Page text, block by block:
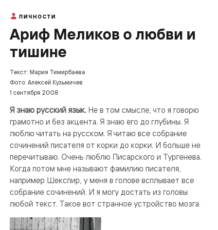
ЛИЧНОСТИ
Ариф Меликов о любви и
тишине
Текст: Мария Тимирбаева
Фото: Алексей Кузьмичев
1 сентября 2008
Я знаю русский язык. Не в том смысле, что я говорю
грамотно и без акцента. Я знаю его до глубины. Я
люблю читать на русском. Я читаю все собрание
сочинений писателя от корки до корки. И больше не
перечитываю. Очень люблю Писарского и Тургенева.
Когда потом мне называют фамилию писателя,
например Шекспир, у меня в голове всплывает все
собрание сочинений. И я могу достать из головы
любой текст. Такое вот странное устройство мозга.